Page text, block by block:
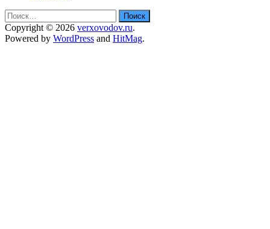
Найти:
Copyright © 2026 verxovodov.ru.
Powered by WordPress and HitMag.